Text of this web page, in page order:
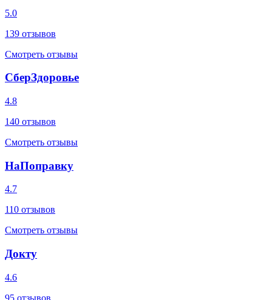
5.0
139 отзывов
Смотреть отзывы
СберЗдоровье
4.8
140 отзывов
Смотреть отзывы
НаПоправку
4.7
110 отзывов
Смотреть отзывы
Докту
4.6
95 отзывов